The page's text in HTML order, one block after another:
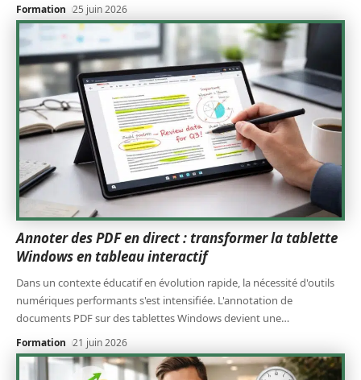
Formation 25 juin 2026
Annoter des PDF en direct : transformer la tablette
Windows en tableau interactif
Dans un contexte éducatif en évolution rapide, la nécessité d'outils
numériques performants s'est intensifiée. L'annotation de
documents PDF sur des tablettes Windows devient une…
Formation 21 juin 2026